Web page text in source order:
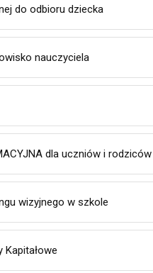
do odbioru dziecka
nauczyciela
dla uczniów i rodziców
wizyjnego w szkole
Kapitałowe